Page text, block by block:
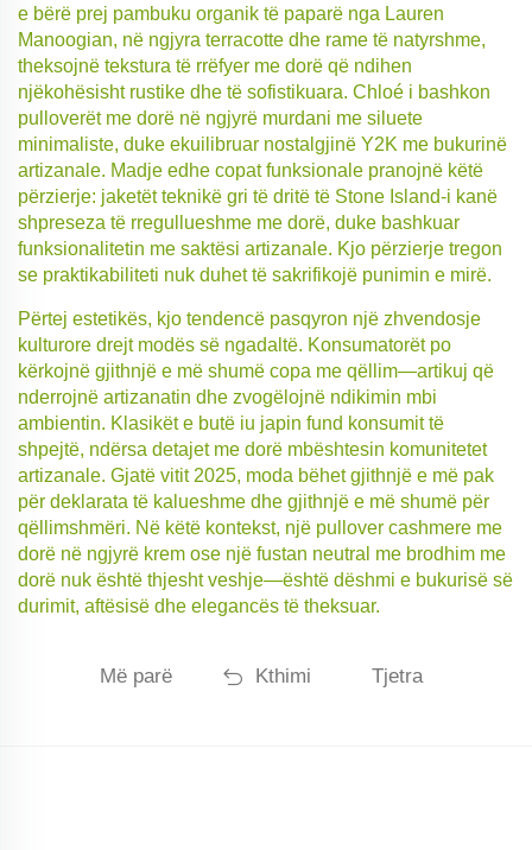
e bërë prej pambuku organik të paparë nga Lauren
Manoogian, në ngjyra terracotte dhe rame të natyrshme,
theksojnë tekstura të rrëfyer me dorë që ndihen
njëkohësisht rustike dhe të sofistikuara. Chloé i bashkon
pulloverët me dorë në ngjyrë murdani me siluete
minimaliste, duke ekuilibruar nostalgjinë Y2K me bukurinë
artizanale. Madje edhe copat funksionale pranojnë këtë
përzierje: jaketët teknikë gri të dritë të Stone Island-i kanë
shpreseza të rregullueshme me dorë, duke bashkuar
funksionalitetin me saktësi artizanale. Kjo përzierje tregon
se praktikabiliteti nuk duhet të sakrifikojë punimin e mirë.
Përtej estetikës, kjo tendencë pasqyron një zhvendosje
kulturore drejt modës së ngadaltë. Konsumatorët po
kërkojnë gjithnjë e më shumë copa me qëllim—artikuj që
nderrojnë artizanatin dhe zvogëlojnë ndikimin mbi
ambientin. Klasikët e butë iu japin fund konsumit të
shpejtë, ndërsa detajet me dorë mbështesin komunitetet
artizanale. Gjatë vitit 2025, moda bëhet gjithnjë e më pak
për deklarata të kalueshme dhe gjithnjë e më shumë për
qëllimshmëri. Në këtë kontekst, një pullover cashmere me
dorë në ngjyrë krem ose një fustan neutral me brodhim me
dorë nuk është thjesht veshje—është dëshmi e bukurisë së
durimit, aftësisë dhe elegancës të theksuar.
Më parë Kthimi Tjetra